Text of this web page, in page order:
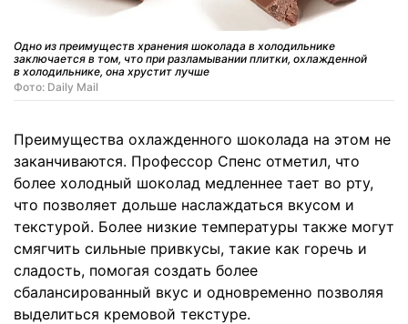
Одно из преимуществ хранения шоколада в холодильнике
заключается в том, что при разламывании плитки, охлажденной
в холодильнике, она хрустит лучше
Фото: Daily Mail
Преимущества охлажденного шоколада на этом не
заканчиваются. Профессор Спенс отметил, что
более холодный шоколад медленнее тает во рту,
что позволяет дольше наслаждаться вкусом и
текстурой. Более низкие температуры также могут
смягчить сильные привкусы, такие как горечь и
сладость, помогая создать более
сбалансированный вкус и одновременно позволяя
выделиться кремовой текстуре.